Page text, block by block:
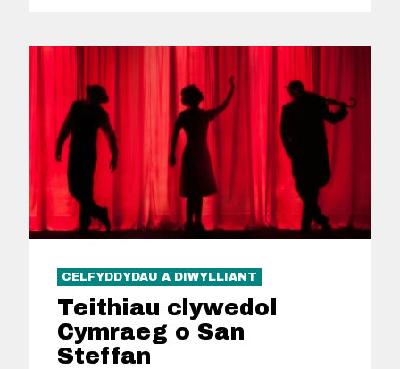
CELFYDDYDAU A DIWYLLIANT
Teithiau clywedol
Cymraeg o San
Steffan